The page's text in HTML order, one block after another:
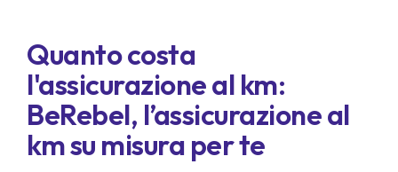
Quanto costa
l'assicurazione al km:
BeRebel, l’assicurazione al
km su misura per te